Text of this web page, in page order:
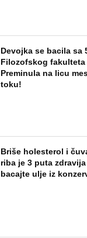
Devojka se bacila sa
Filozofskog fakulteta
Preminula na licu
toku!
Briše holesterol i
riba je 3 puta
bacajte ulje iz